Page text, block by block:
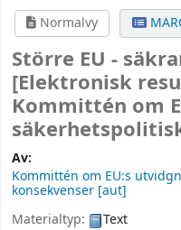
Normalvy
Större EU -
[Elektronisk
Kommittén om
Av:
Kommittén om EU:s
konsekvenser [aut]
Materialtyp:
Text